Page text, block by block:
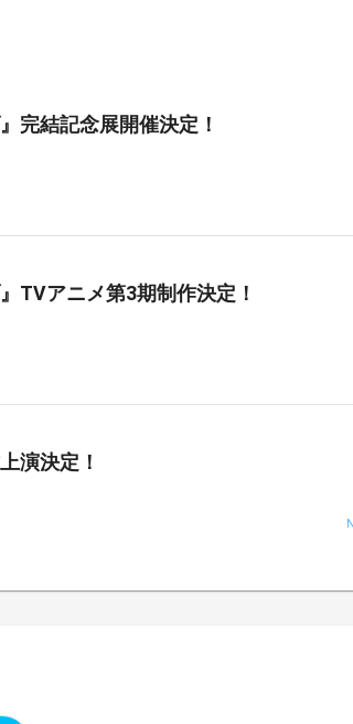
完結記念展開催決定！
TVアニメ第3期制作決定！
演決定！